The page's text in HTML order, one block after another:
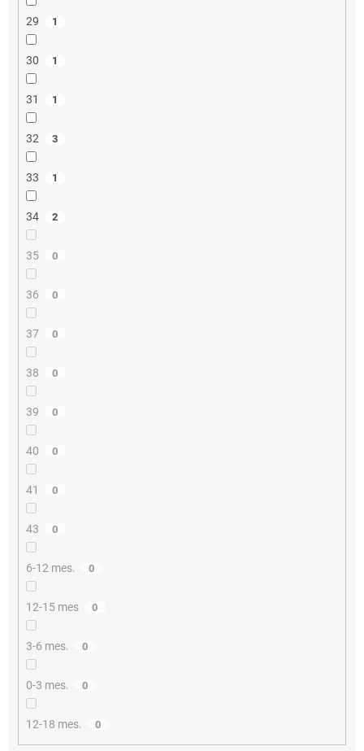
29 1
30 1
31 1
32 3
33 1
34 2
35 0
36 0
37 0
38 0
39 0
40 0
41 0
43 0
6-12 mes. 0
12-15 mes 0
3-6 mes. 0
0-3 mes. 0
12-18 mes. 0